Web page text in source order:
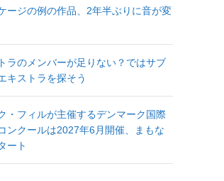
ージの例の作品、2年半ぶりに音が変
ラのメンバーが足りない？ではサブ
キストラを探そう
・フィルが主催するデンマーク国際
ンクールは2027年6月開催、まもな
ート